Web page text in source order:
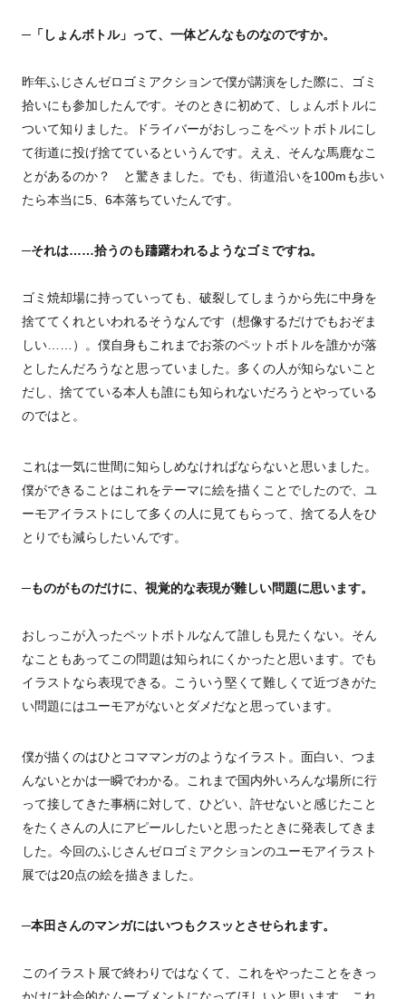
─「しょんボトル」って、一体どんなものなのですか。
昨年ふじさんゼロゴミアクションで僕が講演をした際に、ゴミ
拾いにも参加したんです。そのときに初めて、しょんボトルに
ついて知りました。ドライバーがおしっこをペットボトルにし
て街道に投げ捨てているというんです。ええ、そんな馬鹿なこ
とがあるのか？ と驚きました。でも、街道沿いを100mも歩い
たら本当に5、6本落ちていたんです。
─それは……拾うのも躊躇われるようなゴミですね。
ゴミ焼却場に持っていっても、破裂してしまうから先に中身を
捨ててくれといわれるそうなんです（想像するだけでもおぞま
しい……）。僕自身もこれまでお茶のペットボトルを誰かが落
としたんだろうなと思っていました。多くの人が知らないこと
だし、捨てている本人も誰にも知られないだろうとやっている
のではと。
これは一気に世間に知らしめなければならないと思いました。
僕ができることはこれをテーマに絵を描くことでしたので、ユ
ーモアイラストにして多くの人に見てもらって、捨てる人をひ
とりでも減らしたいんです。
─ものがものだけに、視覚的な表現が難しい問題に思います。
おしっこが入ったペットボトルなんて誰しも見たくない。そん
なこともあってこの問題は知られにくかったと思います。でも
イラストなら表現できる。こういう堅くて難しくて近づきがた
い問題にはユーモアがないとダメだなと思っています。
僕が描くのはひとコママンガのようなイラスト。面白い、つま
んないとかは一瞬でわかる。これまで国内外いろんな場所に行
って接してきた事柄に対して、ひどい、許せないと感じたこと
をたくさんの人にアピールしたいと思ったときに発表してきま
した。今回のふじさんゼロゴミアクションのユーモアイラスト
展では20点の絵を描きました。
─本田さんのマンガにはいつもクスッとさせられます。
このイラスト展で終わりではなくて、これをやったことをきっ